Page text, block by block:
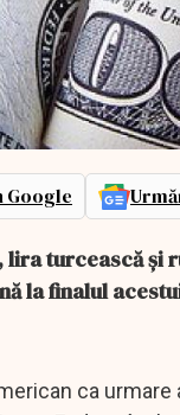
Google
turcească şi
la finalul
ca